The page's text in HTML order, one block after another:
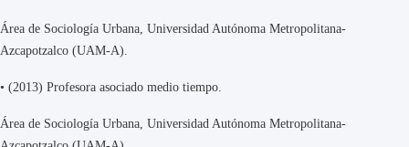
Área de Sociología Urbana, Universidad Autónoma Metropolitana-
Azcapotzalco (UAM-A).
• (2013) Profesora asociado medio tiempo.
Área de Sociología Urbana, Universidad Autónoma Metropolitana-